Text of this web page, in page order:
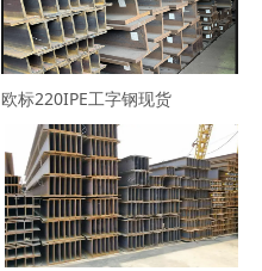
欧标220IPE工字钢现货